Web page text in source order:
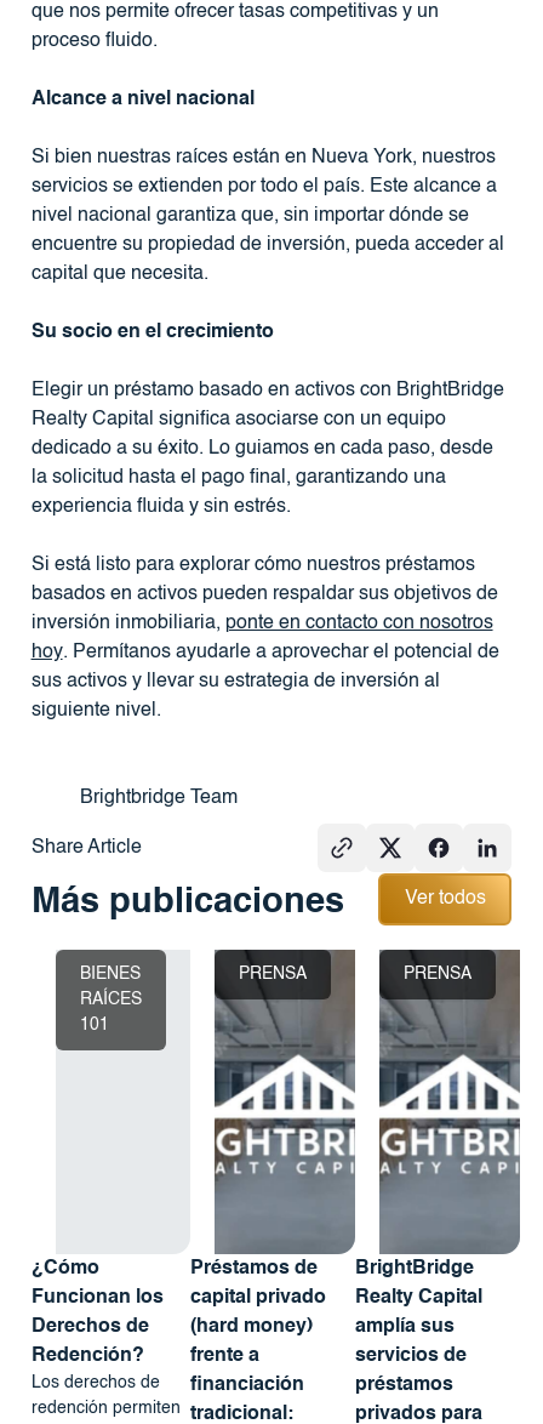
Brightbridge Team
Share Article
que nos permite ofrecer tasas competitivas y un
proceso fluido.
Alcance a nivel nacional
Si bien nuestras raíces están en Nueva York, nuestros
servicios se extienden por todo el país. Este alcance a
nivel nacional garantiza que, sin importar dónde se
encuentre su propiedad de inversión, pueda acceder al
capital que necesita.
Su socio en el crecimiento
Elegir un préstamo basado en activos con BrightBridge
Realty Capital significa asociarse con un equipo
dedicado a su éxito. Lo guiamos en cada paso, desde
la solicitud hasta el pago final, garantizando una
experiencia fluida y sin estrés.
Si está listo para explorar cómo nuestros préstamos
basados ​​en activos pueden respaldar sus objetivos de
inversión inmobiliaria, ponte en contacto con nosotros
hoy. Permítanos ayudarle a aprovechar el potencial de
sus activos y llevar su estrategia de inversión al
siguiente nivel.
Más publicaciones
Ver todos
Ver todos
BIENES
RAÍCES
101
¿Cómo
Funcionan los
Derechos de
Redención?
Los derechos de
redención permiten
PRENSA
Préstamos de
capital privado
(hard money)
frente a
financiación
tradicional:
PRENSA
BrightBridge
Realty Capital
amplía sus
servicios de
préstamos
privados para